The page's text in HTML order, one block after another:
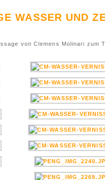
WASSER UND
von Clemens Molinari zum